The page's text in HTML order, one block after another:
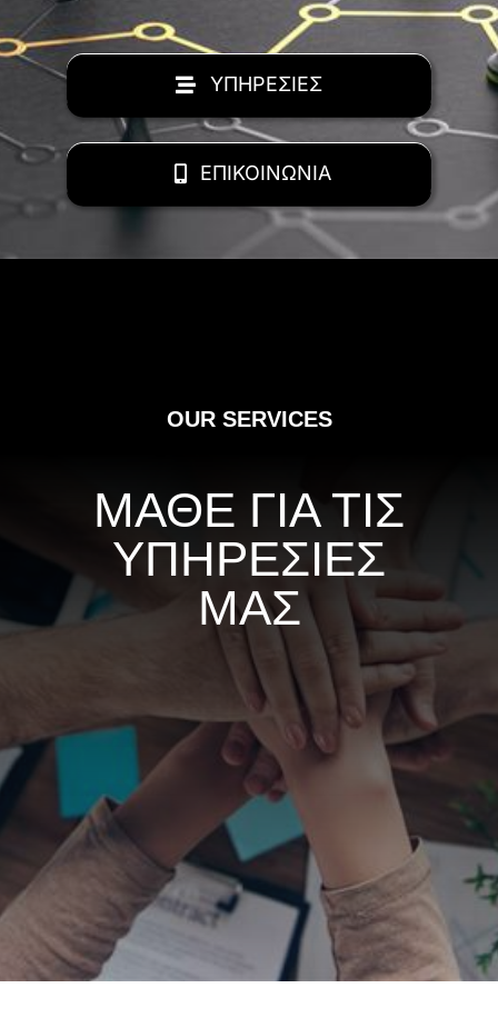
ΥΠΗΡΕΣΙΕΣ
ΕΠΙΚΟΙΝΩΝΙΑ
OUR SERVICES
ΜΑΘΕ ΓΙΑ ΤΙΣ
ΥΠΗΡΕΣΙΕΣ
ΜΑΣ